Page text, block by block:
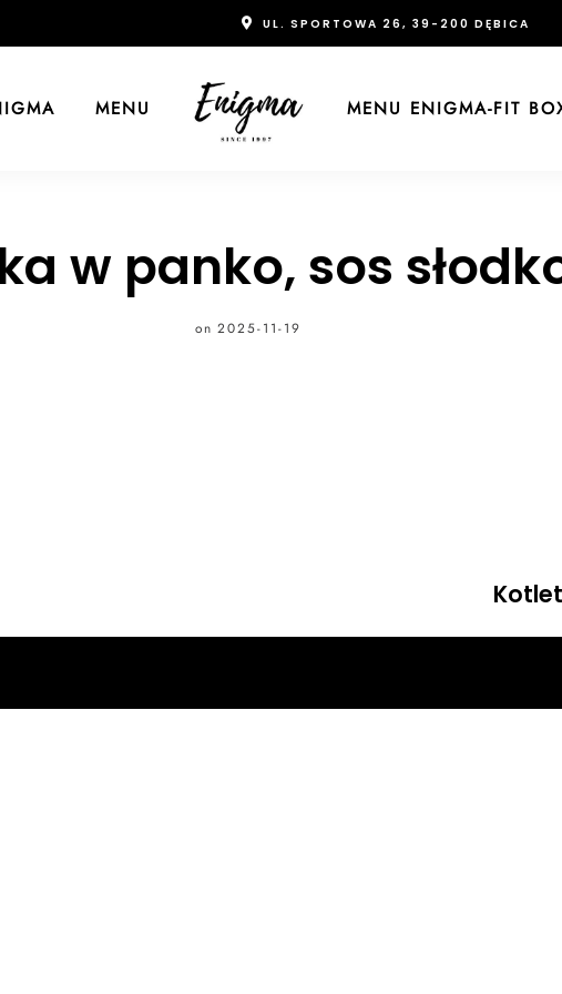
UL. SPORTOWA 26, 39-200 DĘBICA
MENU MENU ENIGMA-FIT
w panko, sos
on 2025-11-19